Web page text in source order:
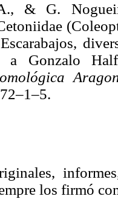
& G.
a Gonzalo
los firmó